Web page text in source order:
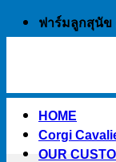
Skip
to
ฟาร์มลูกสุนัข
HOME
Corgi
OUR